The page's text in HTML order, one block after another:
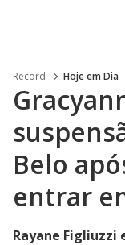
Record Hoje em Dia
Belo
entrar
Rayane